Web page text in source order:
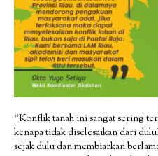
“Konflik tanah ini sangat sering
kenapa tidak diselesaikan dari
sejak dulu dan membiarkan